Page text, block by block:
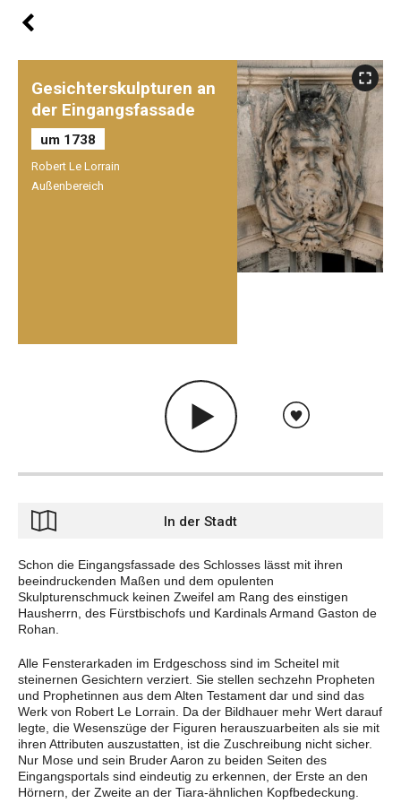
Gesichterskulpturen an
der Eingangsfassade
um 1738
Robert Le Lorrain
Außenbereich
In der Stadt
Schon die Eingangsfassade des Schlosses lässt mit ihren
beeindruckenden Maßen und dem opulenten
Skulpturenschmuck keinen Zweifel am Rang des einstigen
Hausherrn, des Fürstbischofs und Kardinals Armand Gaston de
Rohan.
Alle Fensterarkaden im Erdgeschoss sind im Scheitel mit
steinernen Gesichtern verziert. Sie stellen sechzehn Propheten
und Prophetinnen aus dem Alten Testament dar und sind das
Werk von Robert Le Lorrain. Da der Bildhauer mehr Wert darauf
legte, die Wesenszüge der Figuren herauszuarbeiten als sie mit
ihren Attributen auszustatten, ist die Zuschreibung nicht sicher.
Nur Mose und sein Bruder Aaron zu beiden Seiten des
Eingangsportals sind eindeutig zu erkennen, der Erste an den
Hörnern, der Zweite an der Tiara-ähnlichen Kopfbedeckung.